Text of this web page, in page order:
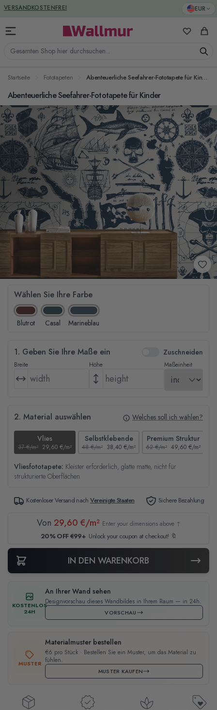
Zum Inhalt springen EUR
Gesamten Shop hier durchsuchen...
Meine
VERSANDKOSTENFREI
GREENGUARD ZERTIFIZIERT
Startseite Fototapeten Abenteuerliche Seefahrer-Fototapete für Kinder
Abenteuerliche Seefahrer-Fototapete für Kinder
Wählen Sie Ihre Farbe
Blutrot Casal Marineblau
1. Geben Sie Ihre Maße ein Zuschneiden
Breite Höhe Maßeinheit
2. Material auswählen Welches soll ich wählen?
Vlies
37 €/m² 29,60 €/m²
Selbstklebende
48 €/m² 38,40 €/m²
Premium Struktur
62 €/m² 49,60 €/m²
Vliesfototapete: Kleister erforderlich, glatte matte, nicht für
strukturierte Oberflächen
Kostenloser Versand nachVereinigte Staaten Sichere Bezahlung
Von 29,60 €/m² Enter your dimensions above ↑
20% OFF €99+ Unlock your coupon at checkout! 🔖
IN DEN WARENKORB
KOSTENLOS
24H
An Ihrer Wand sehen
Designvorschau dieses Wandbildes in Ihrem Raum — in 24h.
VORSCHAU
MUSTER
Materialmuster bestellen
€6 pro Stück · Bestellen Sie ein Muster, um das Material zu
fühlen.
MUSTER KAUFEN